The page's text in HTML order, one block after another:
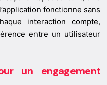
fonctionne sans
interaction compte,
entre un utilisateur
un engagement